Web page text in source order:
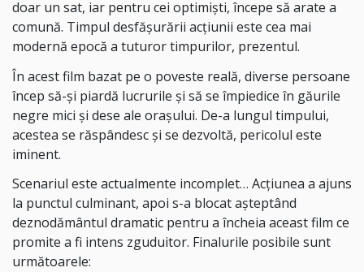
doar un sat, iar pentru cei optimiști, începe să arate a
comună. Timpul desfășurării acțiunii este cea mai
modernă epocă a tuturor timpurilor, prezentul.
În acest film bazat pe o poveste reală, diverse persoane
încep să-și piardă lucrurile și să se împiedice în găurile
negre mici și dese ale orașului. De-a lungul timpului,
acestea se răspândesc și se dezvoltă, pericolul este
iminent.
Scenariul este actualmente incomplet… Acțiunea a ajuns
la punctul culminant, apoi s-a blocat așteptând
deznodământul dramatic pentru a încheia aceast film ce
promite a fi intens zguduitor. Finalurile posibile sunt
următoarele: